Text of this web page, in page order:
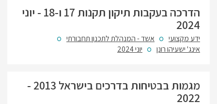
הדרכה בעקבות תיקון תקנות 17 ו-18 - יוני
2024
ידע מקצועי
אשד - המנהלת לתכנון תחבורתי
אינג' ישעיהו רונן
יוני 2024
מגמות בבטיחות בדרכים בישראל 2013 -
2022